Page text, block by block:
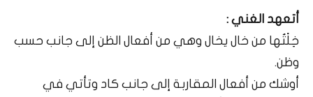
أتعهد الغني :
خِلْتُها من خال يخال وهي من أفعال الظن إلى جانب حسب
وظن.
أوشك من أفعال المقاربة إلى جانب كاد وتأتي في